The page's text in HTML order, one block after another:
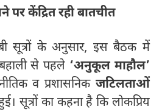
पर केंद्रित रही बातचीत
सूत्रों के अनुसार, इस बैठक में
से पहले ‘अनुकूल माहौल’
व प्रशासनिकजटिलताओं
सूत्रों का कहना है कि लोकप्रिय